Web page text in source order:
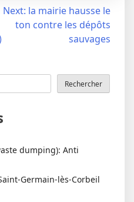
Next: la mairie hausse le
ton contre les dépôts
sauvages
Rechercher
dumping): Anti
Germain-lès-Corbeil